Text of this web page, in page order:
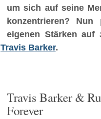
um sich auf seine
konzentrieren?
eigenen Stärken auf
Travis Barker.
Travis Barker &
Forever